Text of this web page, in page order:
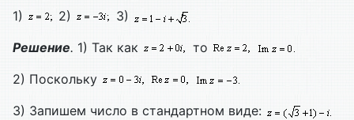
1)
2)
3)
Решение. 1) Так как
то
2) Поскольку
3) Запишем число в стандартном виде: